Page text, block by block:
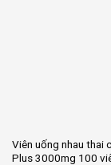
Viên uống nhau thai
Plus 3000mg 100